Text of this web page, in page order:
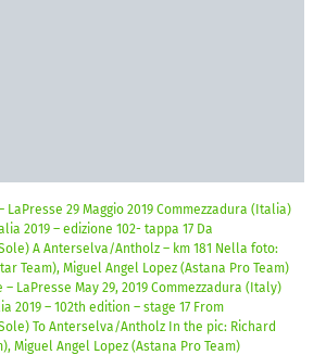
LaPresse 29 Maggio 2019 Commezzadura (Italia)
2019 – edizione 102- tappa 17 Da
A Anterselva/Antholz – km 181 Nella foto:
Team), Miguel Angel Lopez (Astana Pro Team)
– LaPresse May 29, 2019 Commezzadura (Italy)
2019 – 102th edition – stage 17 From
To Anterselva/Antholz In the pic: Richard
Miguel Angel Lopez (Astana Pro Team)